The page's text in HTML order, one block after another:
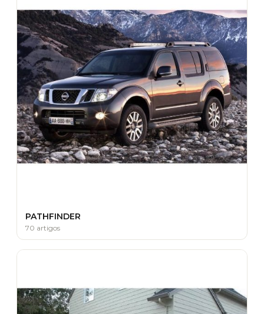
PATHFINDER
70 artigos